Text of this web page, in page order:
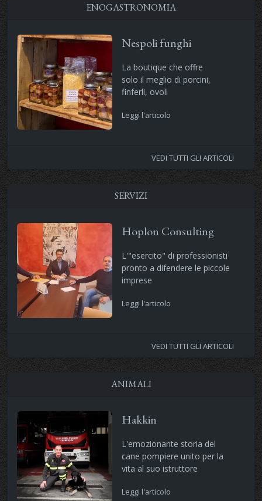
ENOGASTRONOMIA
Nespoli funghi
La boutique che offre
solo il meglio di porcini,
finferli, ovoli
Leggi l'articolo
VEDI TUTTI GLI ARTICOLI
SERVIZI
Hoplon Consulting
L'"esercito" di professionisti
pronto a difendere le piccole
imprese
Leggi l'articolo
VEDI TUTTI GLI ARTICOLI
ANIMALI
Hakkin
L'emozionante storia del
cane pompiere unito per la
vita al suo istruttore
Leggi l'articolo